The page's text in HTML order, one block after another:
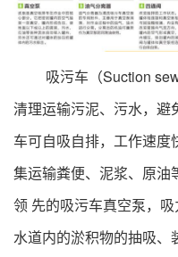
专精特新
公告查询
行业互动
吸污车（Suction
清理运输污泥、污水，避
车可自吸自排，工作速
集运输粪便、泥浆、原油
领 先的吸污车真空泵，
水道内的淤积物的抽吸